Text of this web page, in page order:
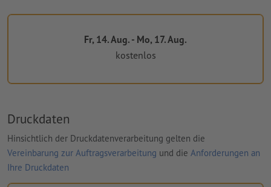
Fr, 14. Aug. - Mo, 17. Aug.
kostenlos
Druckdaten
Hinsichtlich der Druckdatenverarbeitung gelten die
Vereinbarung zur Auftragsverarbeitung und die Anforderungen an
Ihre Druckdaten